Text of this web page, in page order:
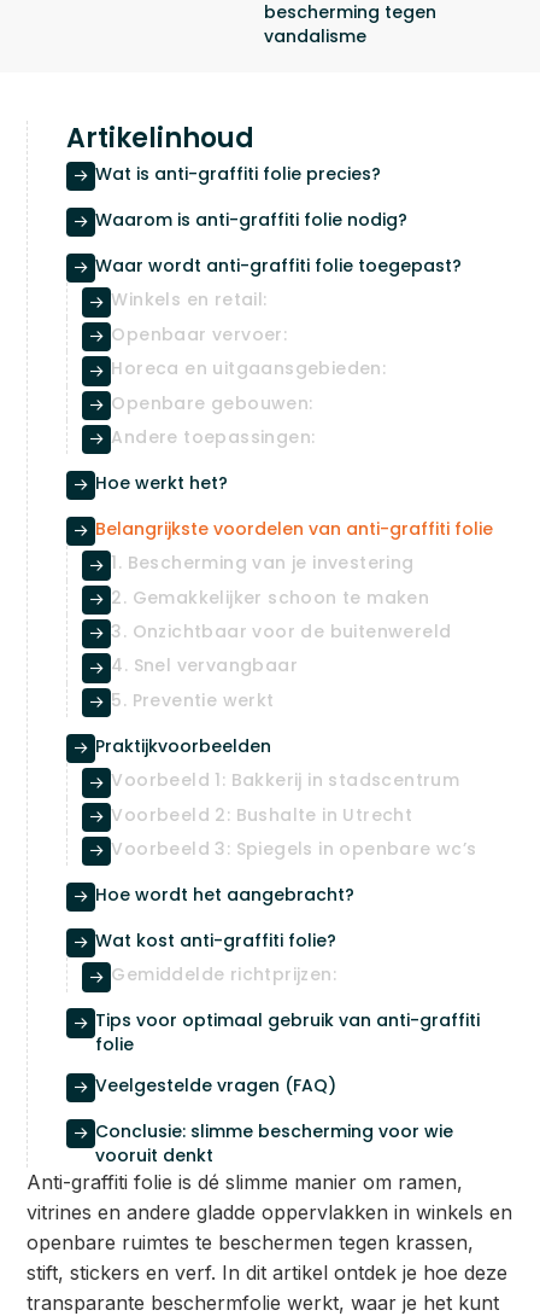
bescherming tegen
vandalisme
Anti-graffiti folie is dé slimme manier om ramen,
vitrines en andere gladde oppervlakken in winkels en
openbare ruimtes te beschermen tegen krassen,
stift, stickers en verf. In dit artikel ontdek je hoe deze
transparante beschermfolie werkt, waar je het kunt
Artikelinhoud
 Wat is anti-graffiti folie precies?
 Waarom is anti-graffiti folie nodig?
 Waar wordt anti-graffiti folie toegepast?
 Winkels en retail:
 Openbaar vervoer:
 Horeca en uitgaansgebieden:
 Openbare gebouwen:
 Andere toepassingen:
 Hoe werkt het?
 Belangrijkste voordelen van anti-graffiti folie
 1. Bescherming van je investering
 2. Gemakkelijker schoon te maken
 3. Onzichtbaar voor de buitenwereld
 4. Snel vervangbaar
 5. Preventie werkt
 Praktijkvoorbeelden
 Voorbeeld 1: Bakkerij in stadscentrum
 Voorbeeld 2: Bushalte in Utrecht
 Voorbeeld 3: Spiegels in openbare wc’s
 Hoe wordt het aangebracht?
 Wat kost anti-graffiti folie?
 Gemiddelde richtprijzen:
 Tips voor optimaal gebruik van anti-graffiti
folie
 Veelgestelde vragen (FAQ)
 Conclusie: slimme bescherming voor wie
vooruit denkt